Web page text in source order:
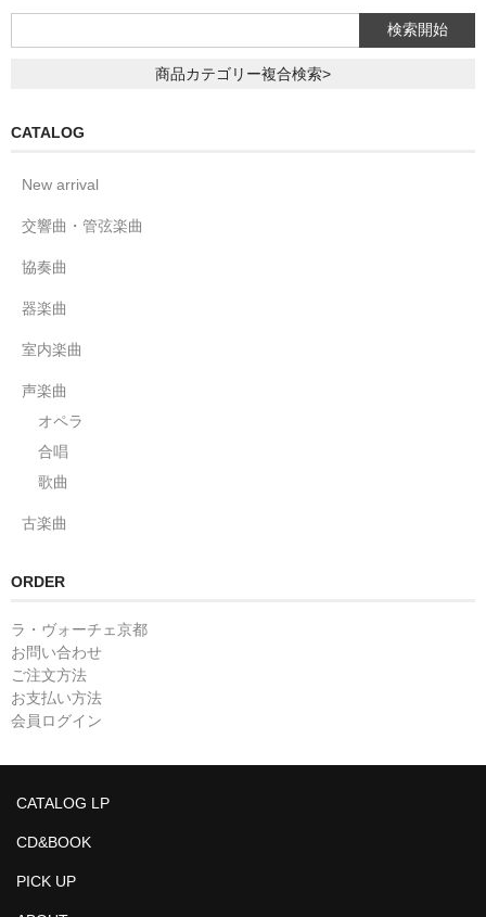
商品カテゴリー複合検索>
CATALOG
New arrival
交響曲・管弦楽曲
協奏曲
器楽曲
室内楽曲
声楽曲
オペラ
合唱
歌曲
古楽曲
ORDER
ラ・ヴォーチェ京都
お問い合わせ
ご注文方法
お支払い方法
会員ログイン
CATALOG LP
CD&BOOK
PICK UP